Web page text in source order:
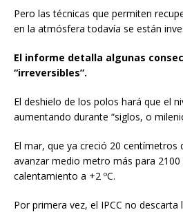
Pero las técnicas que permiten
en la atmósfera todavía se están
El informe detalla algunas
“irreversibles”.
El deshielo de los polos hará que el
aumentando durante “siglos, o
El mar, que ya creció 20 centímetros
avanzar medio metro más para
calentamiento a +2 ºC.
Por primera vez, el IPCC no descarta